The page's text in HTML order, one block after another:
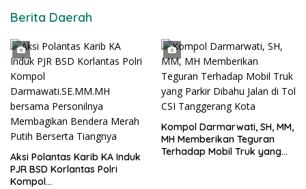
Berita Daerah
Aksi Polantas Karib KA Induk
PJR BSD Korlantas Polri
Kompol
Kompol Darmarwati, SH, MM,
MH Memberikan Teguran
Terhadap Mobil Truk yang